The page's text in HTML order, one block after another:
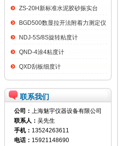
ZS-20H新标准水泥胶砂振实台
BGD500数显拉开法附着力测定仪
NDJ-5S/8S旋转粘度计
QND-4涂4粘度计
QXD刮板细度计
联系我们
公司： 上海魅宇仪器设备有限公司
联系人： 吴先生
手机： 13524263611
电话： 15921148690